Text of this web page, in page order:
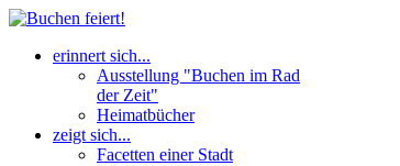
erinnert sich...
Ausstellung "Buchen im Rad
der Zeit"
Heimatbücher
zeigt sich...
Facetten einer Stadt